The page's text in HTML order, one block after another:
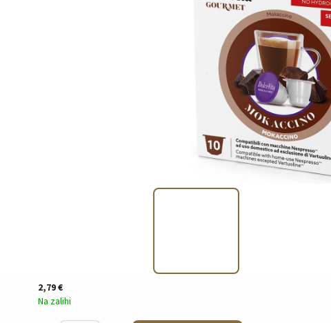
2,79 €
Na zalihi